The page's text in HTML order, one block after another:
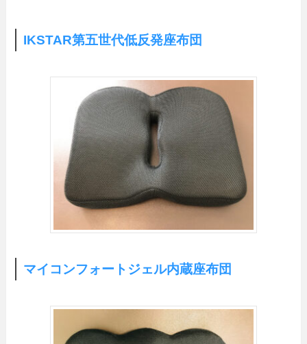
IKSTAR第五世代低反発座布団
マイコンフォートジェル内蔵座布団